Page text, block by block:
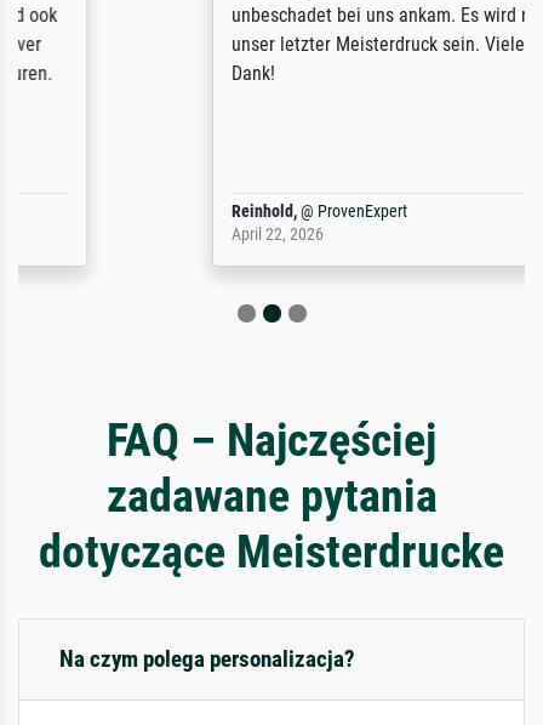
unbeschadet bei uns ankam. Es wird nicht
unser letzter Meisterdruck sein. Vielen
ProvenExpert
FAQ – Najczęściej
zadawane pytania
dotyczące Meisterdrucke
Na czym polega personalizacja?